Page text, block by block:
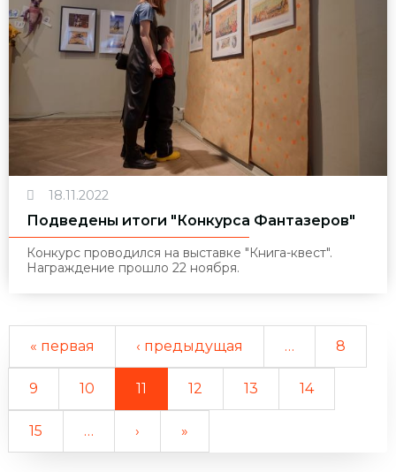
18.11.2022
Подведены итоги "Конкурса Фантазеров"
Конкурс проводился на выставке "Книга-квест".
Награждение прошло 22 ноября.
« первая ‹ предыдущая … 8
9 10 11 12 13 14
15 … › »